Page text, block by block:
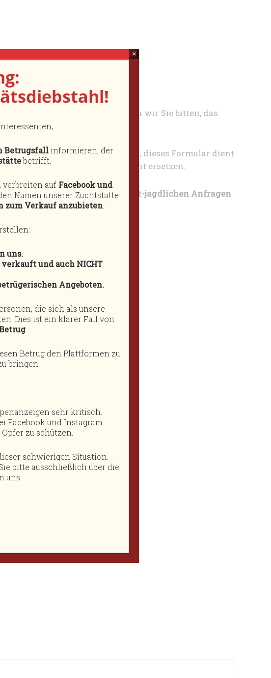
Zucht interessieren, möchten wir Sie bitten, das
auszufüllen.
setzen. Keine Angst, dieses Formular dient
persönlichen Eindruck nicht ersetzen.
ab – bitte keine nicht-jagdlichen Anfragen
Betrugsfallinformieren, der
betrifft.
verbreiten auf Facebook und
Namen unserer Zuchtstätte
zum Verkauf anzubieten
uns.
und auch NICHT
Angeboten.
die sich als unsere
Dies ist ein klarer Fall von
.
Betrug den Plattformen zu
bringen.
sehr kritisch.
Facebook und Instagram.
zu schützen.
schwierigen Situation.
bitte ausschließlich über die
uns.
×